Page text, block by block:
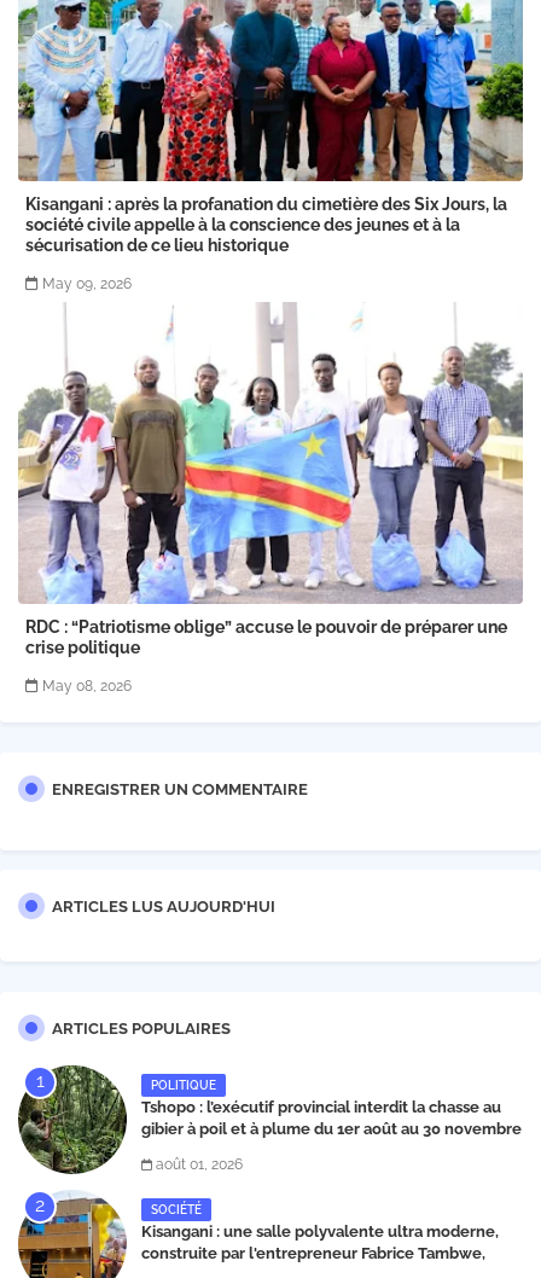
Kisangani : après la profanation du cimetière des Six Jours, la
société civile appelle à la conscience des jeunes et à la
sécurisation de ce lieu historique
May 09, 2026
RDC : “Patriotisme oblige” accuse le pouvoir de préparer une
crise politique
May 08, 2026
ENREGISTRER UN COMMENTAIRE
ARTICLES LUS AUJOURD'HUI
ARTICLES POPULAIRES
POLITIQUE
Tshopo : l’exécutif provincial interdit la chasse au
gibier à poil et à plume du 1er août au 30 novembre
août 01, 2026
SOCIÉTÉ
Kisangani : une salle polyvalente ultra moderne,
construite par l'entrepreneur Fabrice Tambwe,